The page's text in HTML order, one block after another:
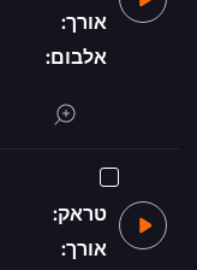
אורך:
אלבום:
טראק:
אורך: